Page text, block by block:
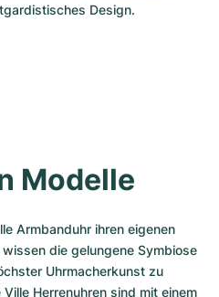
Design.
Modelle
Armbanduhr ihren eigenen
die gelungene Symbiose
Uhrmacherkunst zu
Herrenuhren sind mit einem